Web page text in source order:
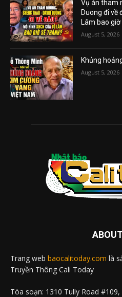
Vụ án tham
Duong đi về
Lâm bao
August 5, 2026
Khủng
August 5, 2026
Trang web baocalitoday.com là
Truyền Thông Cali Today
Tòa soạn: 1310 Tully Road #109,